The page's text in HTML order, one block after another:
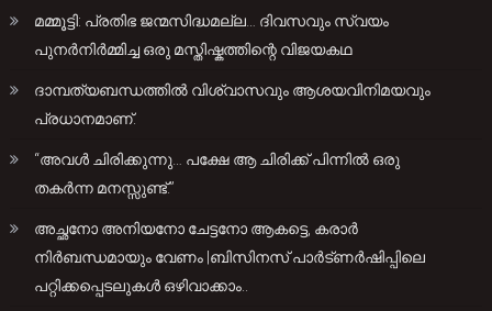
മമ്മൂട്ടി: പ്രതിഭ ജന്മസിദ്ധമല്ല… ദിവസവും സ്വയം
പുനർനിർമ്മിച്ച ഒരു മസ്തിഷ്കത്തിന്റെ വിജയകഥ
ദാമ്പത്യബന്ധത്തിൽ വിശ്വാസവും ആശയവിനിമയവും
പ്രധാനമാണ്.
“അവൾ ചിരിക്കുന്നു… പക്ഷേ ആ ചിരിക്ക് പിന്നിൽ ഒരു
തകർന്ന മനസ്സുണ്ട്.”
അച്ഛനോ അനിയനോ ചേട്ടനോ ആകട്ടെ, കരാർ
നിർബന്ധമായും വേണം |ബിസിനസ് പാർട്ണർഷിപ്പിലെ
പറ്റിക്കപ്പെടലുകൾ ഒഴിവാക്കാം..